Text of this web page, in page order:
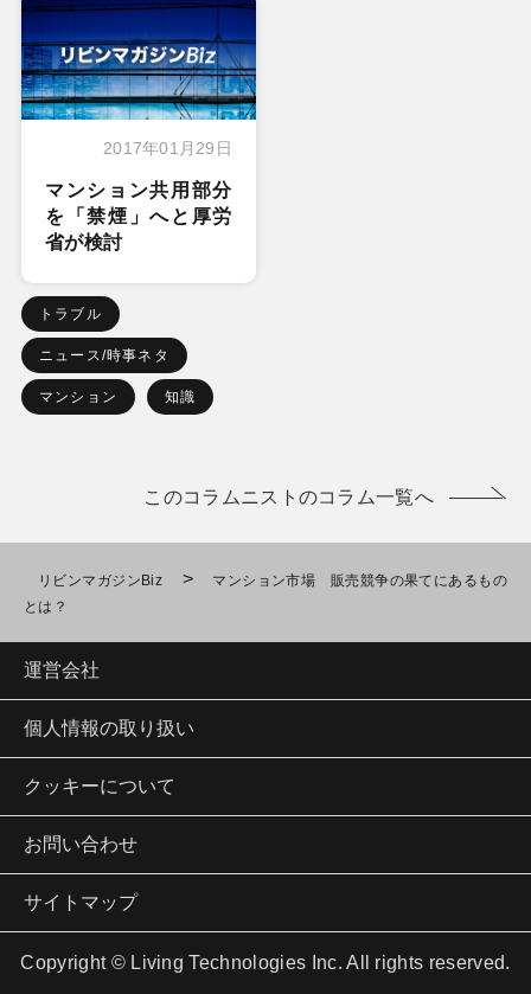
2017年01月29日
マンション共用部分
を「禁煙」へと厚労
省が検討
トラブル
ニュース/時事ネタ
マンション 知識
このコラムニストのコラム一覧へ
リビンマガジンBiz >
マンション市場 販売競争の果てにあるもの
とは？
運営会社
個人情報の取り扱い
クッキーについて
お問い合わせ
サイトマップ
Copyright © Living Technologies Inc. All rights reserved.